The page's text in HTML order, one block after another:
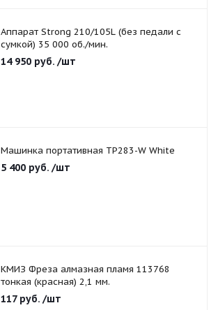
Аппарат Strong 210/105L (без педали с
сумкой) 35 000 об./мин.
14 950 руб. /шт
Машинка портативная TP283-W White
5 400 руб. /шт
КМИЗ Фреза алмазная пламя 113768
тонкая (красная) 2,1 мм.
117руб. /шт